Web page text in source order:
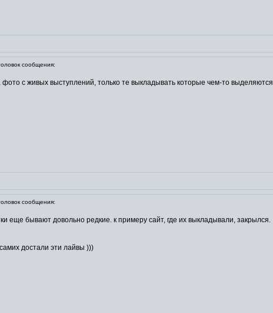
сообщения:
с живых выступлений, только те выкладывать которые чем-то выделяются
сообщения:
еще бывают довольно редкие. к примеру сайт, где их выкладывали, закрылся.
достали эти лайвы )))